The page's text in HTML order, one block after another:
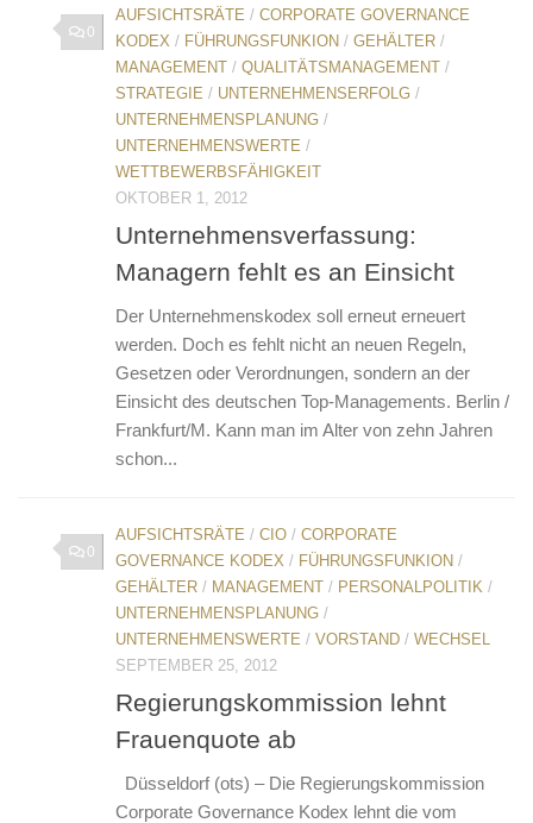
0
AUFSICHTSRÄTE / CORPORATE GOVERNANCE
KODEX / FÜHRUNGSFUNKION / GEHÄLTER /
MANAGEMENT / QUALITÄTSMANAGEMENT /
STRATEGIE / UNTERNEHMENSERFOLG /
UNTERNEHMENSPLANUNG /
UNTERNEHMENSWERTE /
WETTBEWERBSFÄHIGKEIT
OKTOBER 1, 2012
Unternehmensverfassung:
Managern fehlt es an Einsicht
Der Unternehmenskodex soll erneut erneuert
werden. Doch es fehlt nicht an neuen Regeln,
Gesetzen oder Verordnungen, sondern an der
Einsicht des deutschen Top-Managements. Berlin /
Frankfurt/M. Kann man im Alter von zehn Jahren
schon...
0
AUFSICHTSRÄTE / CIO / CORPORATE
GOVERNANCE KODEX / FÜHRUNGSFUNKION /
GEHÄLTER / MANAGEMENT / PERSONALPOLITIK /
UNTERNEHMENSPLANUNG /
UNTERNEHMENSWERTE / VORSTAND / WECHSEL
SEPTEMBER 25, 2012
Regierungskommission lehnt
Frauenquote ab
Düsseldorf (ots) – Die Regierungskommission
Corporate Governance Kodex lehnt die vom